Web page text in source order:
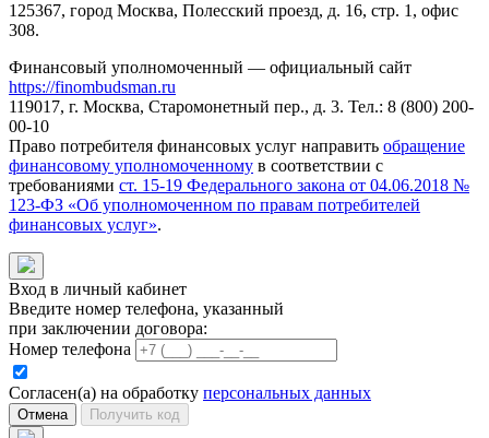
125367, город Москва, Полесский проезд, д. 16, стр. 1, офис
308.
Финансовый уполномоченный — официальный сайт
https://finombudsman.ru
119017, г. Москва, Старомонетный пер., д. 3. Тел.: 8 (800) 200-
00-10
Право потребителя финансовых услуг направить обращение
финансовому уполномоченному в соответствии с
требованиями ст. 15-19 Федерального закона от 04.06.2018 №
123-ФЗ «Об уполномоченном по правам потребителей
финансовых услуг».
Вход в личный кабинет
Введите номер телефона, указанный
при заключении договора:
Номер телефона
Согласен(а) на обработку персональных данных
Отмена Получить код